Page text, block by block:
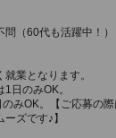
問（60代も活躍中！）
業となります。
日のみOK。
みOK。【ご応募の
ズです♪】